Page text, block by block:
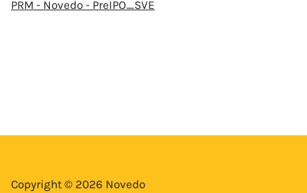
PRM - Novedo - PreIPO_SVE
Copyright © 2026 Novedo